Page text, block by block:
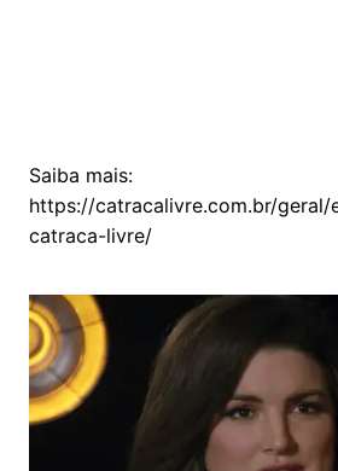
Saiba mais:
https://catracalivre.com.br/
catraca-livre/